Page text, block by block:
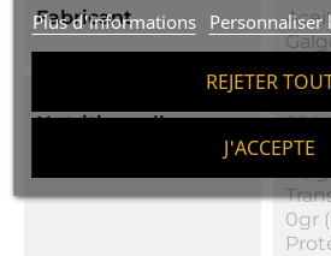
Plus d'informations Personnaliser
REJETER
J'ACCEPTE
Fabricant
Nutritionnelles
824
0gr